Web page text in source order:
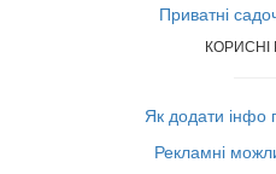
Приватні
КОРИСНІ
Як додати інфо
Рекламні